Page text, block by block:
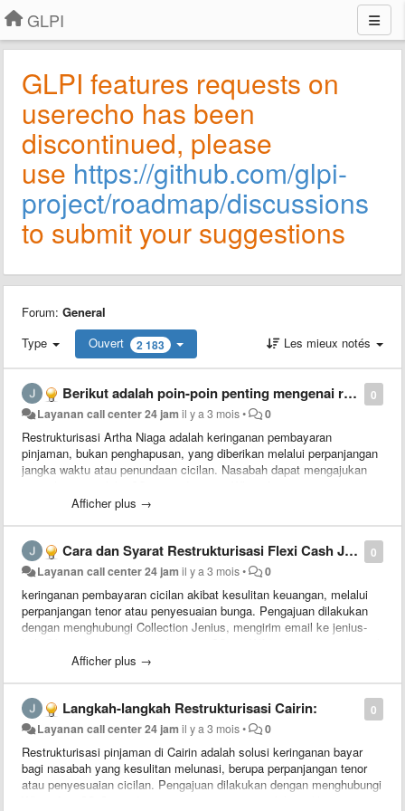
GLPI
GLPI features requests on
userecho has been
discontinued, please
use https://github.com/glpi-
project/roadmap/discussions
to submit your suggestions
Forum: General
Type
Ouvert 2 183 Les mieux notés
0
Berikut adalah poin-poin penting mengenai restrukturisasi Artha Niaga:
Layanan call center 24 jam il y a 3 mois• 0
Restrukturisasi Artha Niaga adalah keringanan pembayaran
pinjaman, bukan penghapusan, yang diberikan melalui perpanjangan
jangka waktu atau penundaan cicilan. Nasabah dapat mengajukan
atau 085199756508, atau melalui layanan pelanggan CS ArthaNiaga
Afficher plus →
0
Cara dan Syarat Restrukturisasi Flexi Cash Jenius:
Layanan call center 24 jam il y a 3 mois• 0
keringanan pembayaran cicilan akibat kesulitan keuangan, melalui
perpanjangan tenor atau penyesuaian bunga. Pengajuan dilakukan
dengan menghubungi Collection Jenius, mengirim email ke jenius-
mendapatkan formulir.
Afficher plus →
0
Langkah-langkah Restrukturisasi Cairin:
Layanan call center 24 jam il y a 3 mois• 0
Restrukturisasi pinjaman di Cairin adalah solusi keringanan bayar
bagi nasabah yang kesulitan melunasi, berupa perpanjangan tenor
atau penyesuaian cicilan. Pengajuan dilakukan dengan menghubungi